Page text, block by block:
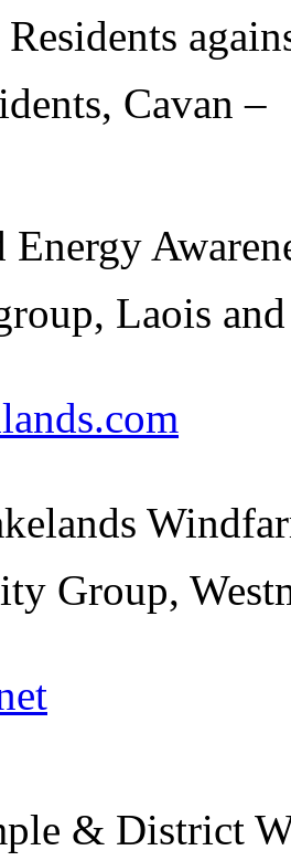
Cavan –
Laois
Group,
& District